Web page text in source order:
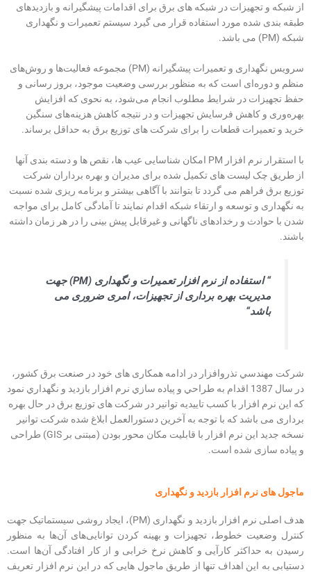
از شبکه و تجهیزات در شبکه های برق برای اقدامات پیشگیرانه و بازدیدهای
طبقه بندی شده مورد استفاده قرار می گیرد سیستم تعمیرات و نگهداری
شبکه (PM) می باشد.
سرویس نگهداری و تعمیرات پیشگیرانه (PM) مجموعه فعالیت‌ها و روش‌های
منظم و دوره‌ای است که به منظور بررسی وضعیت موجود، بروز رسانی و
حفظ تجهیزات در شرایط مطلوب انجام می‌شود، به نحوی که افزایش
بهره‌وری و کاهش فرسایش تجهیزات و در نتیجه کاهش هزینه‌های سنگین
خرید و تعمیرات قطعات را برای شرکت های توزیع برق به حداقل برساند.
با استقرار نرم افزار PM امکان شناسایی عیب ها، نقص ها و دسته بندی آنها
از طریق چک لیست های تکمیل شده برای مدیران و بهره برداران شرکت
توزیع برق فراهم می گردد تا بتوانند با آگاهی بیشتر و برنامه ریزی شده نسبت
به نگهداری و توسعه و ارتقاء شبکه اقدام نمایند تا آمادگی کامل برای مواجه
شدن با حوادث و رخدادهای ناگهانی و غیرقابل پیش بینی را در هر زمان داشته
باشند.
“ استفاده از نرم افزار تعمیرات و نگهداری (PM) جهت
مدیریت بهره برداری از تجهیزات، امری ضروری می
باشد“
شركت مهندسي تذروافزار در ادامه همکاری های خود در صنعت برق كشور،
در سال 1387 اقدام به طراحي و پياده سازي نرم افزار بازديد و نگهداري نمود
که این نرم افزار با کسب تاییدیه توانیر در شرکت های توزیع برق در حال بهره
برداری می باشد که با توجه به آخرین دستورالعمل ابلاغ شده شركت توانير
نسخه جدید این نرم افزار با قابلیت مکان محور بودن (مبتنی بر GIS) طراحی
و پیاده سازی شده است.
ماجول های نرم افزار بازدید و نگهداری
هدف اصلی نرم افزار بازدید و نگهداری (PM)، ایجاد روشی سیستماتیک جهت
کنترل وضعیت خطوط، تجهیزات و بهینه کردن توانایی‌های آن‌ها به منظور
رسیدن به حداکثر کارآیی و کاهش نرخ خرابی و از کار افتادگی آن‌ها است.
دستیابی به این اهداف تنها از طریق ماجول هایی که در این نرم افزار تعریف